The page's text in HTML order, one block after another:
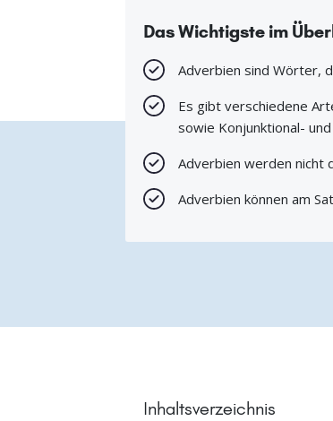
Das Wichtigste im
Adverbien sind Wörter,
Es gibt verschiedene
sowie Konjunktional-
Adverbien werden nicht
Adverbien können am
Inhaltsverzeichnis